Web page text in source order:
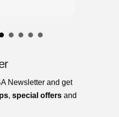
Newsletter and get
,special offers and